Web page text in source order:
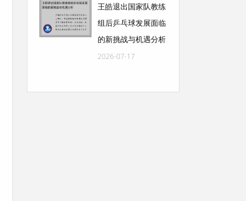
王皓退出国家队教练
组后乒乓球发展面临
的新挑战与机遇分析
2026-07-17